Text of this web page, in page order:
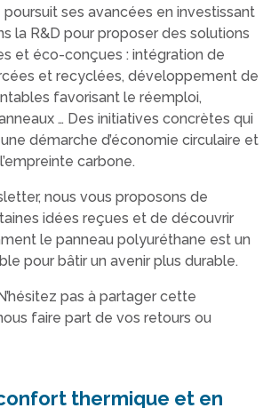
ses avancées en investissant
la R&D pour proposer des solutions
et éco-conçues : intégration de
et recyclées, développement de
favorisant le réemploi,
… Des initiatives concrètes qui
une démarche d’économie circulaire et
carbone.
nous vous proposons de
idées reçues et de découvrir
le panneau polyuréthane est un
pour bâtir un avenir plus durable.
pas à partager cette
faire part de vos retours ou
thermique et en